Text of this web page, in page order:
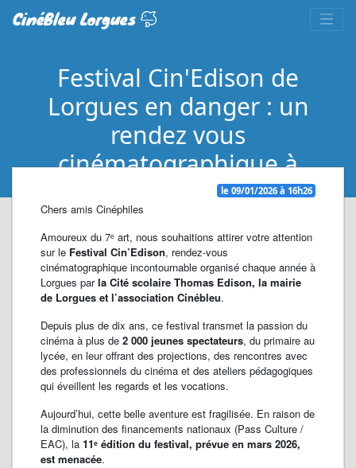
CinéBleu Lorgues
Festival Cin'Edison de
Lorgues en danger : un
rendez vous
cinématographique à
défendrele 09/01/2026 à 16h26
Chers amis Cinéphiles
Amoureux du 7ᵉ art, nous souhaitions attirer votre attention
sur le Festival Cin’Edison, rendez-vous
cinématographique incontournable organisé chaque année à
Lorgues parla Cité scolaire Thomas Edison, la mairie
de Lorgues et l’association Cinébleu.
Depuis plus de dix ans, ce festival transmet la passion du
cinéma à plus de 2 000 jeunes spectateurs, du primaire au
lycée, en leur offrant des projections, des rencontres avec
des professionnels du cinéma et des ateliers pédagogiques
qui éveillent les regards et les vocations.
Aujourd’hui, cette belle aventure est fragilisée. En raison de
la diminution des financements nationaux (Pass Culture /
EAC), la 11ᵉ édition du festival, prévue en mars 2026,
est menacée.